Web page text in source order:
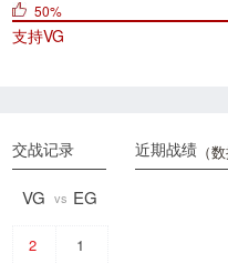
50%
支持VG
近期战绩（
交战记录
VG vs EG
2
1